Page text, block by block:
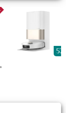
577,42 €